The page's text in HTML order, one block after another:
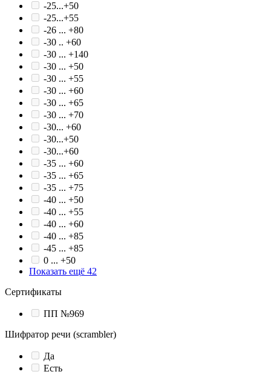
-25...+50
-25...+55
-26 ... +80
-30 .. +60
-30 ... +140
-30 ... +50
-30 ... +55
-30 ... +60
-30 ... +65
-30 ... +70
-30... +60
-30...+50
-30...+60
-35 ... +60
-35 ... +65
-35 ... +75
-40 ... +50
-40 ... +55
-40 ... +60
-40 ... +85
-45 ... +85
0 ... +50
Показать ещё 42
Сертификаты
ПП №969
Шифратор речи (scrambler)
Да
Есть